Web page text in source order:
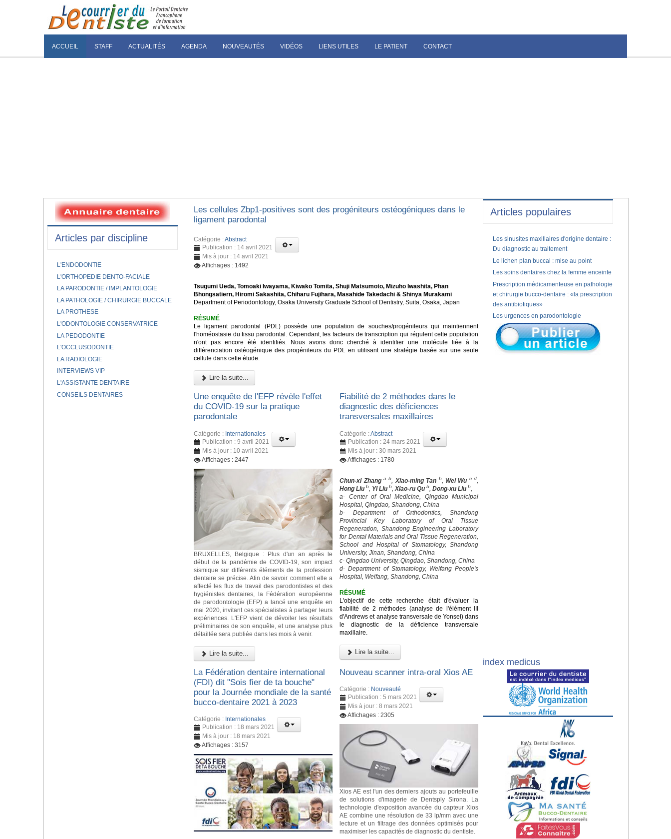
ACCUEIL STAFF ACTUALITÉS AGENDA NOUVEAUTÉS VIDÉOS LIENS UTILES LE PATIENT CONTACT
Les cellules Zbp1-positives sont des progéniteurs ostéogéniques dans le
ligament parodontal
Catégorie :Abstract
Publication : 14 avril 2021
Mis à jour : 14 avril 2021
Affichages : 1492
Tsugumi Ueda, Tomoaki Iwayama, Kiwako Tomita, Shuji Matsumoto, Mizuho Iwashita, Phan
Bhongsatiern, Hiromi Sakashita, Chiharu Fujihara, Masahide Takedachi & Shinya Murakami
Department of Periodontology, Osaka University Graduate School of Dentistry, Suita, Osaka, Japan
RÉSUMÉ
Le ligament parodontal (PDL) possède une population de souches/progéniteurs qui maintiennent
l'homéostasie du tissu parodontal. Cependant, les facteurs de transcription qui régulent cette population
n'ont pas encore été identifiés. Nous avons donc cherché à identifier une molécule liée à la
différenciation ostéogénique des progéniteurs du PDL en utilisant une stratégie basée sur une seule
cellule dans cette étude.
Lire la suite...
Une enquête de l'EFP révèle l'effet
du COVID-19 sur la pratique
parodontale
Catégorie : Internationales
Publication : 9 avril 2021
Mis à jour : 10 avril 2021
Affichages : 2447
BRUXELLES, Belgique : Plus d'un an après le
début de la pandémie de COVID-19, son impact
sismique sur différents éléments de la profession
dentaire se précise. Afin de savoir comment elle a
affecté les flux de travail des parodontistes et des
hygiénistes dentaires, la Fédération européenne
de parodontologie (EFP) a lancé une enquête en
mai 2020, invitant ces spécialistes à partager leurs
expériences. L'EFP vient de dévoiler les résultats
préliminaires de son enquête, et une analyse plus
détaillée sera publiée dans les mois à venir.
Lire la suite...
Fiabilité de 2 méthodes dans le
diagnostic des déficiences
transversales maxillaires
Catégorie :Abstract
Publication : 24 mars 2021
Mis à jour : 30 mars 2021
Affichages : 1780
Chun-xi Zhang a b Xiao-ming Tan b, Wei Wu c d
Hong Liu b Yi Liu b ,Xiao-ru Qu b ,Dong-xu Liu b
a- Center of Oral Medicine, Qingdao Municipal
Hospital, Qingdao, Shandong, China
b- Department of Orthodontics, Shandong
Provincial Key Laboratory of Oral Tissue
Regeneration, Shandong Engineering Laboratory
for Dental Materials and Oral Tissue Regeneration,
School and Hospital of Stomatology, Shandong
University, Jinan, Shandong, China
c- Qingdao University, Qingdao, Shandong, China
d- Department of Stomatology, Weifang People's
Hospital, Weifang, Shandong, China
RÉSUMÉ
L'objectif de cette recherche était d'évaluer la
fiabilité de 2 méthodes (analyse de l'élément III
d'Andrews et analyse transversale de Yonsei) dans
le diagnostic de la déficience transversale
maxillaire.
Lire la suite...
La Fédération dentaire international
(FDI) dit "Sois fier de ta bouche"
pour la Journée mondiale de la santé
bucco-dentaire 2021 à 2023
Catégorie : Internationales
Publication : 18 mars 2021
Mis à jour : 18 mars 2021
Affichages : 3157
Nouveau scanner intra-oral Xios AE
Catégorie : Nouveauté
Publication : 5 mars 2021
Mis à jour : 8 mars 2021
Affichages : 2305
Xios AE est l'un des derniers ajouts au portefeuille
de solutions d'imagerie de Dentsply Sirona. La
technologie d'exposition avancée du capteur Xios
AE combine une résolution de 33 lp/mm avec une
lecture et un filtrage des données optimisés pour
maximiser les capacités de diagnostic du dentiste.
Articles par discipline
L'ENDODONTIE
L'ORTHOPEDIE DENTO-FACIALE
LA PARODONTIE / IMPLANTOLOGIE
LA PATHOLOGIE / CHIRURGIE BUCCALE
LA PROTHESE
L'ODONTOLOGIE CONSERVATRICE
LA PEDODONTIE
L'OCCLUSODONTIE
LA RADIOLOGIE
INTERVIEWS VIP
L'ASSISTANTE DENTAIRE
CONSEILS DENTAIRES
Articles populaires
Les sinusites maxillaires d'origine dentaire :
Du diagnostic au traitement
Le lichen plan buccal : mise au point
Les soins dentaires chez la femme enceinte
Prescription médicamenteuse en pathologie
et chirurgie bucco-dentaire : «la prescription
des antibiotiques»
Les urgences en parodontologie
index medicus